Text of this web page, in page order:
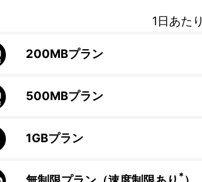
1日あた
200MBプラン
500MBプラン
1GBプラン
*